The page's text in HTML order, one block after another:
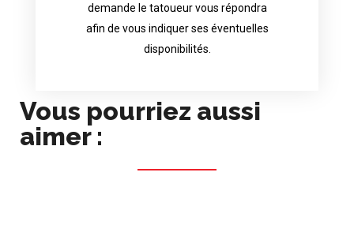
demande le tatoueur vous répondra
afin de vous indiquer ses éventuelles
disponibilités.
Contact directly the artist of your
choice because most are in great
Vous pourriez aussi
aimer :